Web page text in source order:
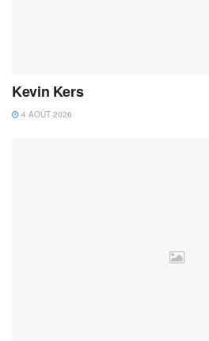
Kevin Kers
4 AOÛT 2026